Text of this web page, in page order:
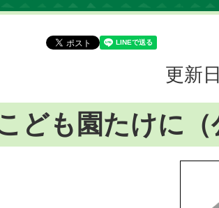
更新
ども園たけに（